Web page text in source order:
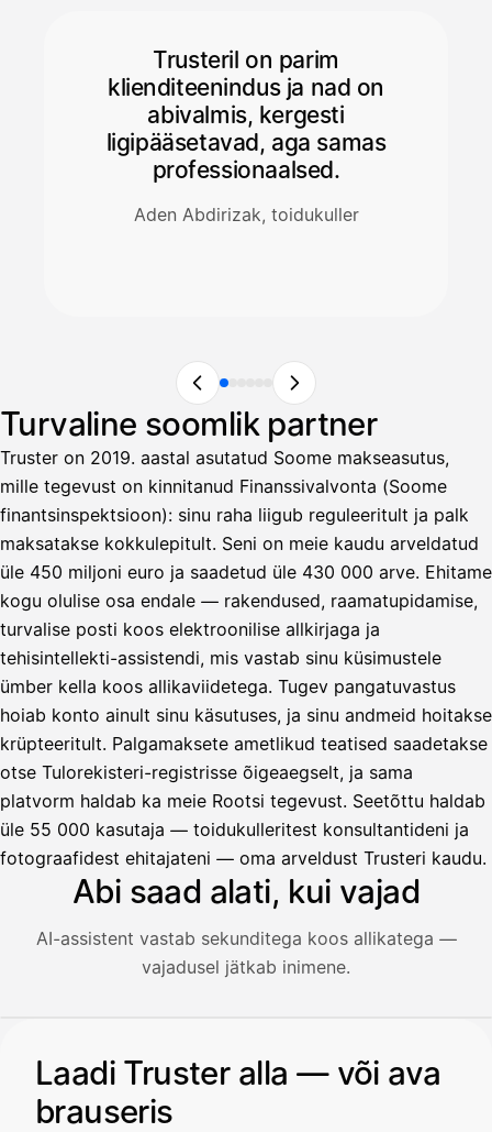
Trusteril on parim
klienditeenindus ja nad on
abivalmis, kergesti
ligipääsetavad, aga samas
professionaalsed.
Aden Abdirizak, toidukuller
Turvaline soomlik partner
Truster on 2019. aastal asutatud Soome makseasutus,
mille tegevust on kinnitanud Finanssivalvonta (Soome
finantsinspektsioon): sinu raha liigub reguleeritult ja palk
maksatakse kokkulepitult. Seni on meie kaudu arveldatud
üle 450 miljoni euro ja saadetud üle 430 000 arve. Ehitame
kogu olulise osa endale — rakendused, raamatupidamise,
turvalise posti koos elektroonilise allkirjaga ja
tehisintellekti-assistendi, mis vastab sinu küsimustele
ümber kella koos allikaviidetega. Tugev pangatuvastus
hoiab konto ainult sinu käsutuses, ja sinu andmeid hoitakse
krüpteeritult. Palgamaksete ametlikud teatised saadetakse
otse Tulorekisteri-registrisse õigeaegselt, ja sama
platvorm haldab ka meie Rootsi tegevust. Seetõttu haldab
üle 55 000 kasutaja — toidukulleritest konsultantideni ja
fotograafidest ehitajateni — oma arveldust Trusteri kaudu.
Abi saad alati, kui vajad
AI-assistent vastab sekunditega koos allikatega —
vajadusel jätkab inimene.
Avustaja
Laadi Truster alla — või ava
brauseris